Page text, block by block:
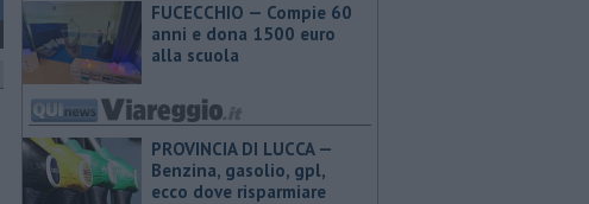
FUCECCHIO — Compie 60
anni e dona 1500 euro
alla scuola
PROVINCIA DI LUCCA — ​
Benzina, gasolio, gpl,
ecco dove risparmiare